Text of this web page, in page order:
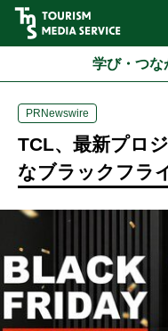
学び・つな
PRNewswire
TCL、最新プロ
なブラックフラ